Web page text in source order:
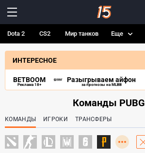
Dota 2 CS2 Мир танков Еще
ИНТЕРЕСНОЕ
BETBOOM
Реклама 18+
Разыгрываем айфон
за прогнозы на MLBB
Команды PUBG
КОМАНДЫ ИГРОКИ ТРАНСФЕРЫ